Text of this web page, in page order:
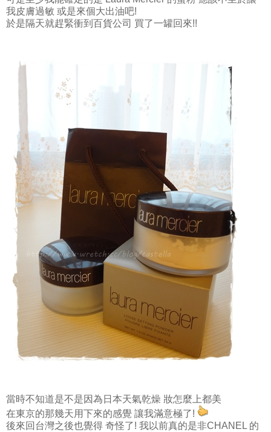
我皮膚過敏 或是來個大出油吧!
於是隔天就趕緊衝到百貨公司 買了一罐回來!!
當時不知道是不是因為日本天氣乾燥 妝怎麼上都美
在東京的那幾天用下來的感覺 讓我滿意極了!
後來回台灣之後也覺得 奇怪了! 我以前真的是非CHANEL 的